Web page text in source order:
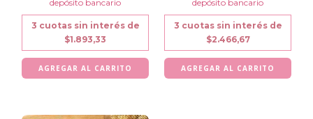
depósito bancario
3 cuotas sin interés de
$1.893,33
depósito bancario
3 cuotas sin interés de
$2.466,67